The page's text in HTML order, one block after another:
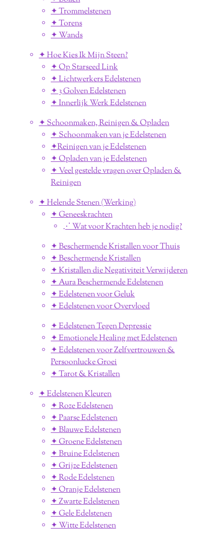
✦ Trommelstenen
✦ Torens
✦ Wands
✦ Hoe Kies Ik Mijn Steen?
✦ Op Starseed Link
✦ Lichtwerkers Edelstenen
✦ 3 Golven Edelstenen
✦ Innerlijk Werk Edelstenen
✦ Schoonmaken, Reinigen & Opladen
✦ Schoonmaken van je Edelstenen
✦Reinigen van je Edelstenen
✦ Opladen van je Edelstenen
✦ Veel gestelde vragen over Opladen &
Reinigen
✦ Helende Stenen (Werking)
✦ Geneeskrachten
⋰ Wat voor Krachten heb je nodig?
✦ Beschermende Kristallen voor Thuis
✦ Beschermende Kristallen
✦ Kristallen die Negativiteit Verwijderen
✦ Aura Beschermende Edelstenen
✦ Edelstenen voor Geluk
✦ Edelstenen voor Overvloed
✦ Edelstenen Tegen Depressie
✦ Emotionele Healing met Edelstenen
✦ Edelstenen voor Zelfvertrouwen &
Persoonlucke Groei
✦ Tarot & Kristallen
✦ Edelstenen Kleuren
✦ Roze Edelstenen
✦ Paarse Edelstenen
✦ Blauwe Edelstenen
✦ Groene Edelstenen
✦ Bruine Edelstenen
✦ Grijze Edelstenen
✦ Rode Edelstenen
✦ Oranje Edelstenen
✦ Zwarte Edelstenen
✦ Gele Edelstenen
✦ Witte Edelstenen